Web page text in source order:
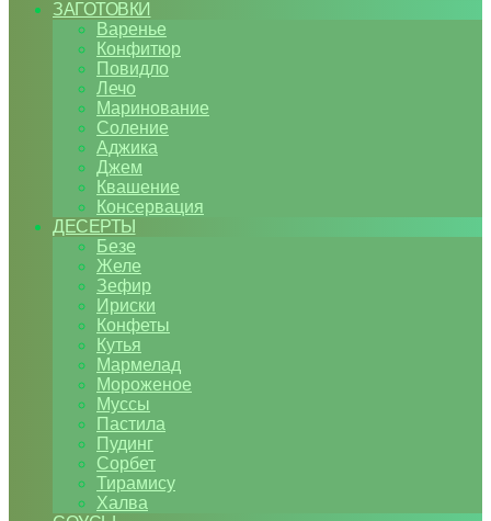
ЗАГОТОВКИ
Варенье
Конфитюр
Повидло
Лечо
Маринование
Соление
Аджика
Джем
Квашение
Консервация
ДЕСЕРТЫ
Безе
Желе
Зефир
Ириски
Конфеты
Кутья
Мармелад
Мороженое
Муссы
Пастила
Пудинг
Сорбет
Тирамису
Халва